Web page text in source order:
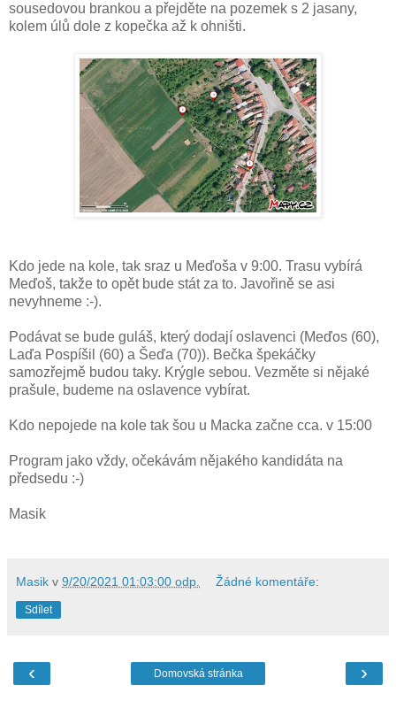
sousedovou brankou a přejděte na pozemek s 2 jasany,
kolem úlů dole z kopečka až k ohništi.
Kdo jede na kole, tak sraz u Meďoša v 9:00. Trasu vybírá
Meďoš, takže to opět bude stát za to. Javořině se asi
nevyhneme :-).
Podávat se bude guláš, který dodají oslavenci (Meďos (60),
Laďa Pospíšil (60) a Šeďa (70)). Bečka špekáčky
samozřejmě budou taky. Krýgle sebou. Vezměte si nějaké
prašule, budeme na oslavence vybírat.
Kdo nepojede na kole tak šou u Macka začne cca. v 15:00
Program jako vždy, očekávám nějakého kandidáta na
předsedu :-)
Masik
Masik v 9/20/2021 01:03:00 odp. Žádné komentáře:
Sdílet
‹ ›
Domovská stránka